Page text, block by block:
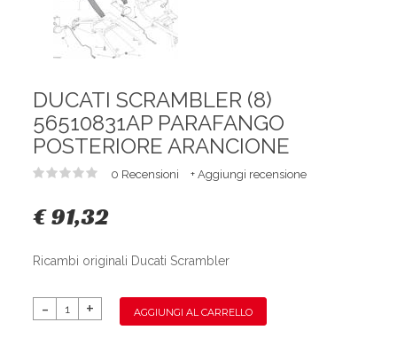
DUCATI SCRAMBLER (8)
56510831AP PARAFANGO
POSTERIORE ARANCIONE
0 Recensioni + Aggiungi recensione
€ 91,32
Ricambi originali Ducati Scrambler
AGGIUNGI AL CARRELLO